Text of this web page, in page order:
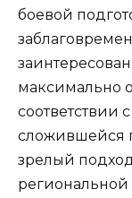
боевой
максимально
сложившейся
зрелый
региональной